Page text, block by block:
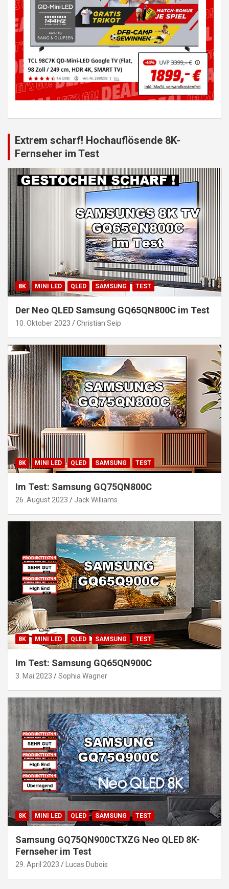
Extrem scharf! Hochauflösende 8K-
Fernseher im Test
8K MINI LED QLED SAMSUNG TEST
Der Neo QLED Samsung GQ65QN800C im Test
10. Oktober 2023 Christian Seip
8K MINI LED QLED SAMSUNG TEST
Im Test: Samsung GQ75QN800C
26. August 2023 Jack Williams
8K MINI LED QLED SAMSUNG TEST
Im Test: Samsung GQ65QN900C
3. Mai 2023 Sophia Wagner
8K MINI LED QLED SAMSUNG TEST
Samsung GQ75QN900CTXZG Neo QLED 8K-
Fernseher im Test
29. April 2023 Lucas Dubois